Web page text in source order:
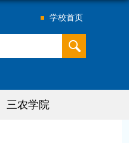
学校首页
三农学院